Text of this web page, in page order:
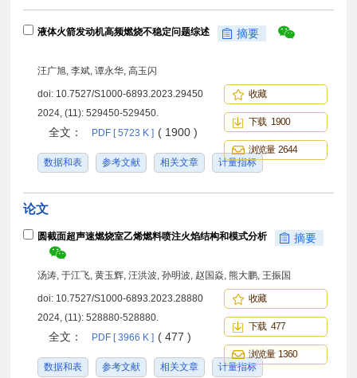
液体火箭发动机高频燃烧不稳定问题综述 摘要
汪广旭, 李斌, 谭永华, 高玉闪
doi: 10.7527/S1000-6893.2023.29450
2024, (11): 529450-529450.
全文： PDF [ 5723 K ] ( 1900 )
数据和表 参考文献 相关文章 计量指标
收藏
下载 1900
浏览量 2644
论文
圆截面超声速燃烧室乙烯燃料喷注火焰结构和模式分析 摘要
汤涛, 于江飞, 黄玉辉, 汪洪波, 孙明波, 赵国焱, 熊大鹏, 王振国
doi: 10.7527/S1000-6893.2023.28880
2024, (11): 528880-528880.
全文： PDF [ 3966 K ] ( 477 )
数据和表 参考文献 相关文章 计量指标
收藏
下载 477
浏览量 1360